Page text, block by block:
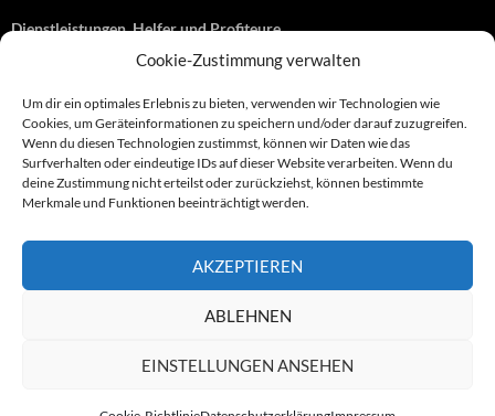
Cookie-Zustimmung verwalten
Um dir ein optimales Erlebnis zu bieten, verwenden wir Technologien wie
Cookies, um Geräteinformationen zu speichern und/oder darauf zuzugreifen.
Wenn du diesen Technologien zustimmst, können wir Daten wie das
Surfverhalten oder eindeutige IDs auf dieser Website verarbeiten. Wenn du
deine Zustimmung nicht erteilst oder zurückziehst, können bestimmte
Merkmale und Funktionen beeinträchtigt werden.
AKZEPTIEREN
ABLEHNEN
EINSTELLUNGEN ANSEHEN
Dienstleistungen, Helfer und Profiteure
Anonymisierungsdienste, VPN- und Web-Proxy…
Bezahlsysteme, Finanzdienstleister und…
Bürodienstleister, Firmengründer- und/oder…
Datenhändler, Adressbroker und zielgerichtetes…
Hosting, Routing, Provider, Domain-, Web- und…
Inkasso, Forderungsmanagement und eintreibende…
Spieleanbieter, Online- und Browsergames
Partnerprogramme, Vertriebskanäle- und…
Telekommunikationsdienstleister, Internet…
Vereine, Verbände, Vereinigungen und Lobbyisten
Web-Rotlichtbezirk, Erotik- und XXX-Anbieter
Sonstige Dienstleister, Profiteure und Kooperationen